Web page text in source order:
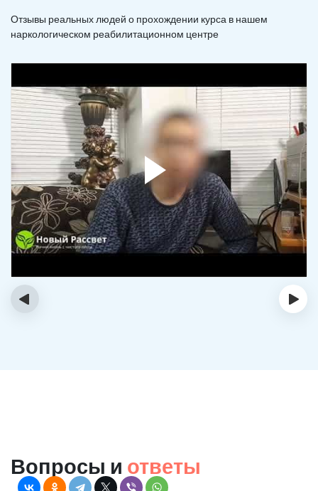
Отзывы реальных людей о прохождении курса в нашем
наркологическом реабилитационном центре
‹ ›
Вопросы и ответы